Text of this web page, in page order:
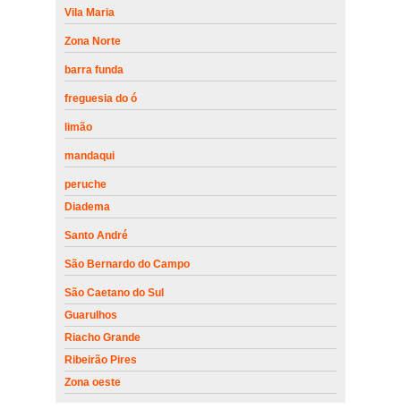
Vila Maria
Zona Norte
barra funda
freguesia do ó
limão
mandaqui
peruche
Diadema
Santo André
São Bernardo do Campo
São Caetano do Sul
Guarulhos
Riacho Grande
Ribeirão Pires
Zona oeste